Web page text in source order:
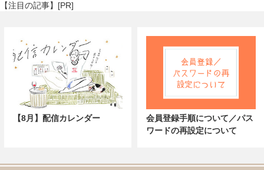
【注目の記事】[PR]
【8月】配信カレンダー
会員登録手順について／パス
ワードの再設定について